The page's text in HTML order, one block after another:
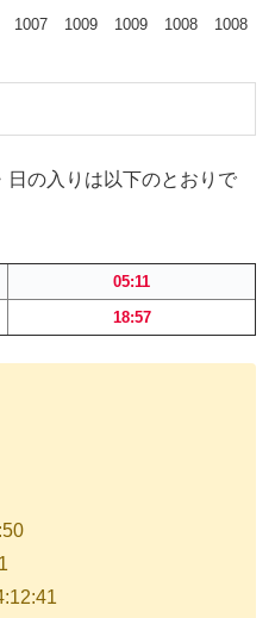
1007 1009 1009 1008 1008
の入りは以下のとおりで
05:11
18:57